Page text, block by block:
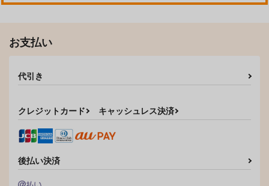
お支払い
代引き
クレジットカード キャッシュレス決済
後払い決済